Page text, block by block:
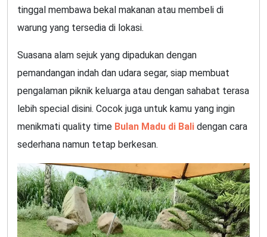
tinggal membawa bekal makanan atau membeli di
warung yang tersedia di lokasi.
Suasana alam sejuk yang dipadukan dengan
pemandangan indah dan udara segar, siap membuat
pengalaman piknik keluarga atau dengan sahabat terasa
lebih special disini. Cocok juga untuk kamu yang ingin
menikmati quality time Bulan Madu di Bali dengan cara
sederhana namun tetap berkesan.